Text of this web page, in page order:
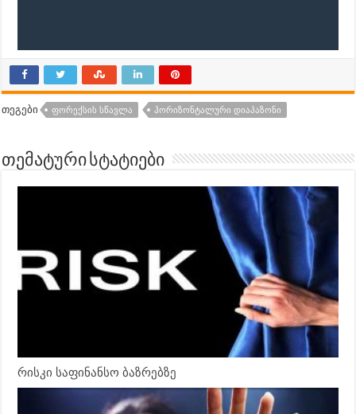
თეგები ᲤᲝᲠᲔᲥᲡᲘᲡ ᲡᲬᲐᲕᲚᲐ ᲰᲝᲠᲘᲖᲝᲜᲢᲐᲚᲣᲠᲘ ᲓᲘᲐᲞᲐᲖᲝᲜᲘ
თემატური სტატიები
რისკი საფინანსო ბაზრებზე